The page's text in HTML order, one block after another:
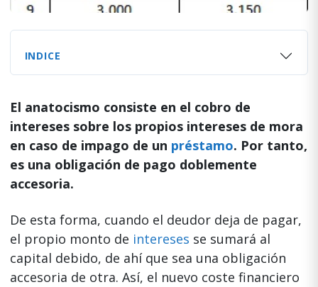
INDICE
El anatocismo consiste en el cobro de
intereses sobre los propios intereses de mora
en caso de impago de un préstamo. Por tanto,
es una obligación de pago doblemente
accesoria.
De esta forma, cuando el deudor deja de pagar,
el propio monto de intereses se sumará al
capital debido, de ahí que sea una obligación
accesoria de otra. Así, el nuevo coste financiero